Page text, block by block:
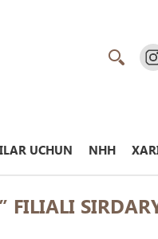
UCHUN NHH
FILIALI